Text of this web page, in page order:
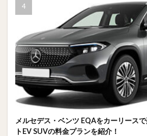
メルセデス・ベンツ EQAをカーリース
トEV SUVの料金プランを紹介！